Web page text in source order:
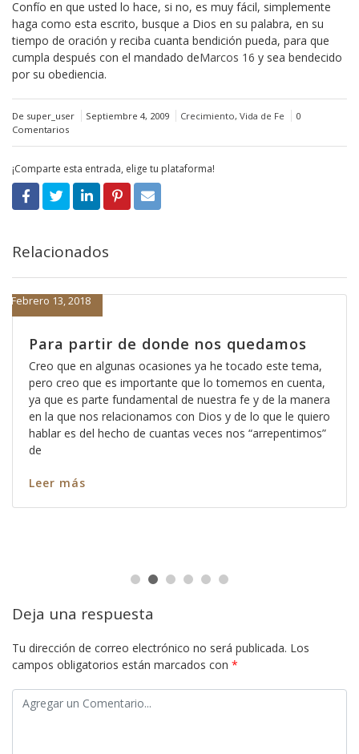
Confío en que usted lo hace, si no, es muy fácil, simplemente
haga como esta escrito, busque a Dios en su palabra, en su
tiempo de oración y reciba cuanta bendición pueda, para que
cumpla después con el mandado deMarcos 16 y sea bendecido
por su obediencia.
De super_user Septiembre 4, 2009 Crecimiento, Vida de Fe
0
Comentarios
¡Comparte esta entrada, elige tu plataforma!
Relacionados
Para partir de donde nos quedamos
Febrero 13, 2018
Creo que en algunas ocasiones ya he tocado este tema,
pero creo que es importante que lo tomemos en cuenta,
ya que es parte fundamental de nuestra fe y de la manera
en la que nos relacionamos con Dios y de lo que le quiero
hablar es del hecho de cuantas veces nos “arrepentimos”
de
Leer más
Deja una respuesta
Tu dirección de correo electrónico no será publicada. Los
campos obligatorios están marcados con *